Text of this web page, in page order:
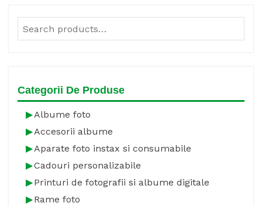
for:
Categorii De Produse
Albume foto
Accesorii albume
Aparate foto instax si consumabile
Cadouri personalizabile
Printuri de fotografii si albume digitale
Rame foto